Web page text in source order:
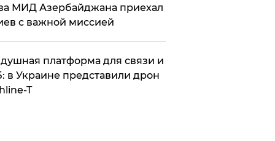
МИД Азербайджана приехал
с важной миссией
платформа для связи и
в Украине представили дрон
T